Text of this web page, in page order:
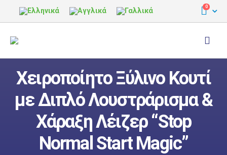
0
Χειροποίητο Ξύλινο Κουτί
με Διπλό Λουστράρισμα &
Χάραξη Λέιζερ “Stop
Normal Start Magic”